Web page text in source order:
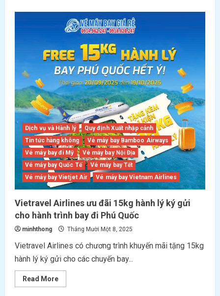
bay
Hà
Nội
Đà
Nẵng
giá
rẻ </strong>
Dịch vụ và Hành lý
Quy định Xuất nhập cảnh
Tin tức hàng không
Vé máy bay Bamboo Airways
Vé máy bay đi Mỹ
Vé máy bay Nội Địa
Vé máy bay Quốc Tế
Vé máy bay Tết
Vé máy bay Vietjet Air
Vé máy bay Vietnam Airlines
Vietravel Airlines ưu đãi 15kg hành lý ký gửi
cho hành trình bay đi Phú Quốc
minhthong Tháng Mười Một 8, 2025
Vietravel Airlines có chương trình khuyến mãi tặng 15kg
hành lý ký gửi cho các chuyến bay...
Read MoreRead
more